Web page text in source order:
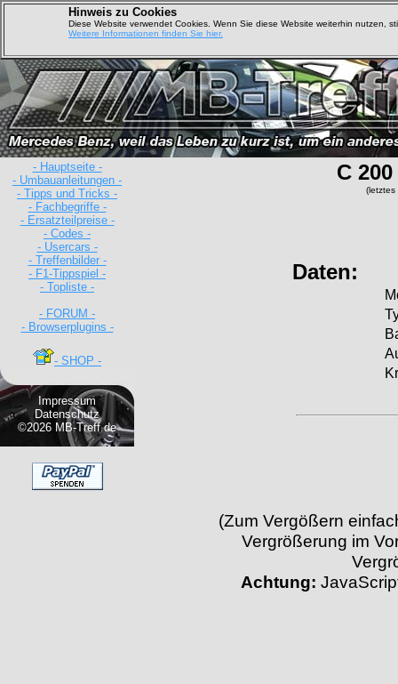
Hinweis zu Cookies
Diese Website verwendet Cookies. Wenn Sie diese Website weiterhin nutzen,
Weitere Informationen finden Sie hier.
- Hauptseite -
- Umbauanleitungen -
- Tipps und Tricks -
- Fachbegriffe -
- Ersatzteilpreise -
- Codes -
- Usercars -
- Treffenbilder -
- F1-Tippspiel -
- Topliste -
- FORUM -
- Browserplugins -
- SHOP -
Impressum
Datenschutz
©2026 MB-Treff.de
C
(letztes
Daten:
(Zum Vergößern
Vergrößerung im
Achtung: